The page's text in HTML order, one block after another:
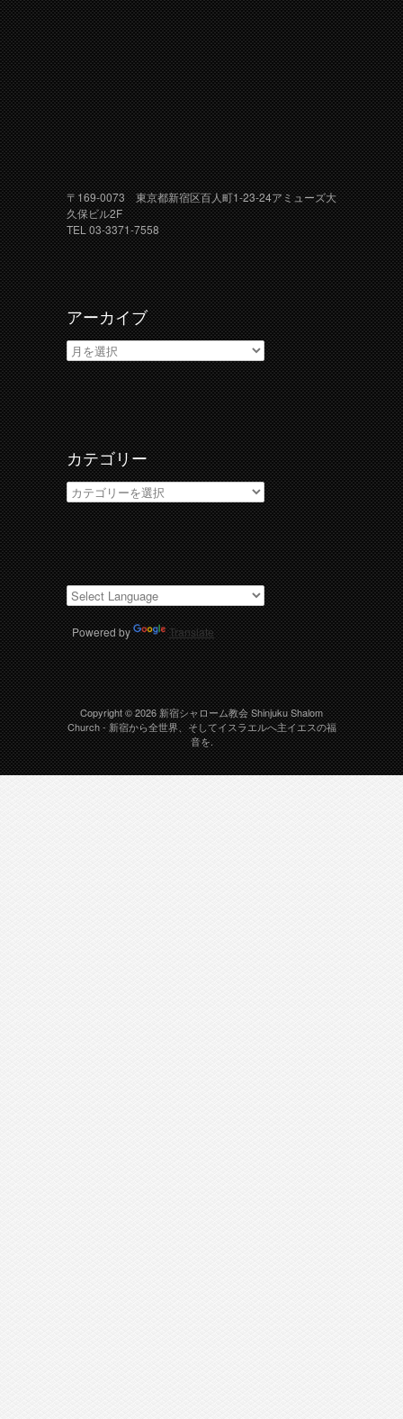
〒169-0073 東京都新宿区百人町1-23-24アミューズ大
久保ビル2F
TEL 03-3371-7558
アーカイブ
ア
ー
カ
イ
ブ
カテゴリー
カ
テ
ゴ
リ
ー
Powered by Translate
Copyright © 2026新宿シャローム教会 Shinjuku Shalom
Church- 新宿から全世界、そしてイスラエルへ主イエスの福
音を.